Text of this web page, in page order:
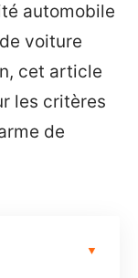
automobile
voiture
cet article
les critères
de